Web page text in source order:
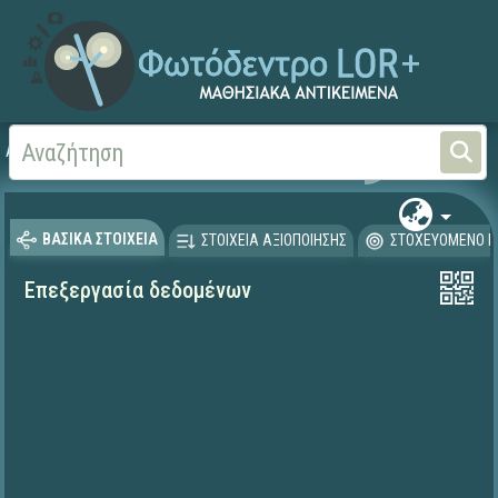
Αρχική ΕΡΓΑ ΙΤΥΕ 1996-2008
ΒΑΣΙΚΑ ΣΤΟΙΧΕΙΑ ΣΤΟΙΧΕΙΑ ΑΞΙΟΠΟΙΗΣΗΣ ΣΤΟΧΕΥΟΜΕΝΟ
Επεξεργασία δεδομένων